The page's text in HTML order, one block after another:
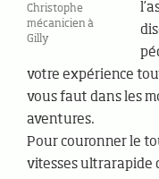
Christophe
mécanicien à
Gilly
votre expérience
vous faut dans les
aventures.
Pour couronner le
vitesses ultrarapide